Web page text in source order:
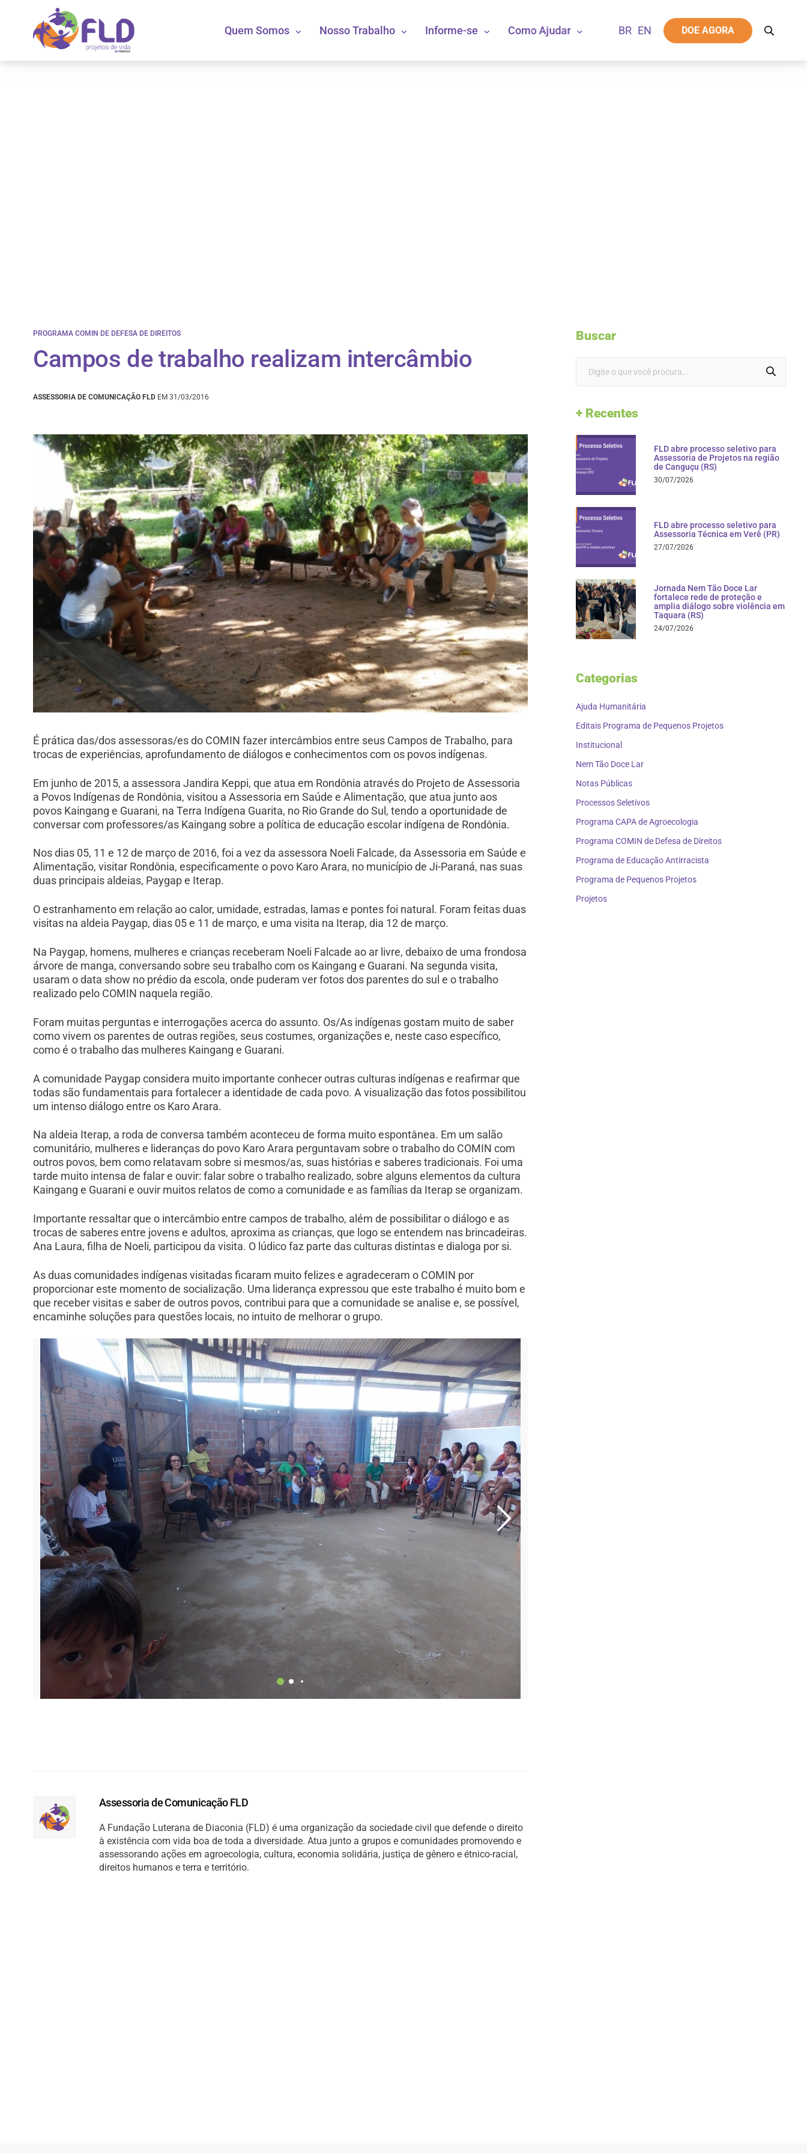
Quem Somos Nosso Trabalho Informe-se Como Ajudar DOE AGORA
PROGRAMA COMIN DE DEFESA DE DIREITOS
Campos de trabalho realizam intercâmbio
ASSESSORIA DE COMUNICAÇÃO FLD EM 31/03/2016
É prática das/dos assessoras/es do COMIN fazer intercâmbios entre seus Campos de Trabalho, para
trocas de experiências, aprofundamento de diálogos e conhecimentos com os povos indígenas.
Em junho de 2015, a assessora Jandira Keppi, que atua em Rondônia através do Projeto de Assessoria
a Povos Indígenas de Rondônia, visitou a Assessoria em Saúde e Alimentação, que atua junto aos
povos Kaingang e Guarani, na Terra Indígena Guarita, no Rio Grande do Sul, tendo a oportunidade de
conversar com professores/as Kaingang sobre a política de educação escolar indígena de Rondônia.
Nos dias 05, 11 e 12 de março de 2016, foi a vez da assessora Noeli Falcade, da Assessoria em Saúde e
Alimentação, visitar Rondônia, especificamente o povo Karo Arara, no município de Ji-Paraná, nas suas
duas principais aldeias, Paygap e Iterap.
O estranhamento em relação ao calor, umidade, estradas, lamas e pontes foi natural. Foram feitas duas
visitas na aldeia Paygap, dias 05 e 11 de março, e uma visita na Iterap, dia 12 de março.
Na Paygap, homens, mulheres e crianças receberam Noeli Falcade ao ar livre, debaixo de uma frondosa
árvore de manga, conversando sobre seu trabalho com os Kaingang e Guarani. Na segunda visita,
usaram o data show no prédio da escola, onde puderam ver fotos dos parentes do sul e o trabalho
realizado pelo COMIN naquela região.
Foram muitas perguntas e interrogações acerca do assunto. Os/As indígenas gostam muito de saber
como vivem os parentes de outras regiões, seus costumes, organizações e, neste caso específico,
como é o trabalho das mulheres Kaingang e Guarani.
A comunidade Paygap considera muito importante conhecer outras culturas indígenas e reafirmar que
todas são fundamentais para fortalecer a identidade de cada povo. A visualização das fotos possibilitou
um intenso diálogo entre os Karo Arara.
Na aldeia Iterap, a roda de conversa também aconteceu de forma muito espontânea. Em um salão
comunitário, mulheres e lideranças do povo Karo Arara perguntavam sobre o trabalho do COMIN com
outros povos, bem como relatavam sobre si mesmos/as, suas histórias e saberes tradicionais. Foi uma
tarde muito intensa de falar e ouvir: falar sobre o trabalho realizado, sobre alguns elementos da cultura
Kaingang e Guarani e ouvir muitos relatos de como a comunidade e as famílias da Iterap se organizam.
Importante ressaltar que o intercâmbio entre campos de trabalho, além de possibilitar o diálogo e as
trocas de saberes entre jovens e adultos, aproxima as crianças, que logo se entendem nas brincadeiras.
Ana Laura, filha de Noeli, participou da visita. O lúdico faz parte das culturas distintas e dialoga por si.
As duas comunidades indígenas visitadas ficaram muito felizes e agradeceram o COMIN por
proporcionar este momento de socialização. Uma liderança expressou que este trabalho é muito bom e
que receber visitas e saber de outros povos, contribui para que a comunidade se analise e, se possível,
encaminhe soluções para questões locais, no intuito de melhorar o grupo.
Assessoria de Comunicação FLD
A Fundação Luterana de Diaconia (FLD) é uma organização da sociedade civil que defende o direito
à existência com vida boa de toda a diversidade. Atua junto a grupos e comunidades promovendo e
assessorando ações em agroecologia, cultura, economia solidária, justiça de gênero e étnico-racial,
direitos humanos e terra e território.
Buscar
+ Recentes
FLD abre processo seletivo para
Assessoria de Projetos na região
de Canguçu (RS)
30/07/2026
FLD abre processo seletivo para
Assessoria Técnica em Verê (PR)
27/07/2026
Jornada Nem Tão Doce Lar
fortalece rede de proteção e
amplia diálogo sobre violência em
Taquara (RS)
24/07/2026
Categorias
Ajuda Humanitária
Editais Programa de Pequenos Projetos
Institucional
Nem Tão Doce Lar
Notas Públicas
Processos Seletivos
Programa CAPA de Agroecologia
Programa COMIN de Defesa de Direitos
Programa de Educação Antirracista
Programa de Pequenos Projetos
Projetos